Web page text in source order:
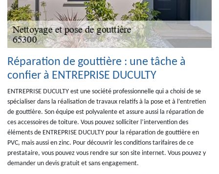
Réparation de gouttière : une tâche à
confier à ENTREPRISE DUCULTY
ENTREPRISE DUCULTY est une société professionnelle qui a choisi de se
spécialiser dans la réalisation de travaux relatifs à la pose et à l’entretien
de gouttière. Son équipe est polyvalente et assure aussi la réparation de
ces accessoires de toiture. Vous pouvez solliciter l’intervention des
éléments de ENTREPRISE DUCULTY pour la réparation de gouttière en
PVC, mais aussi en zinc. Pour découvrir les conditions tarifaires de ce
prestataire, vous pouvez vous rendre sur son site internet. Vous pouvez y
demander un devis gratuit et sans engagement.